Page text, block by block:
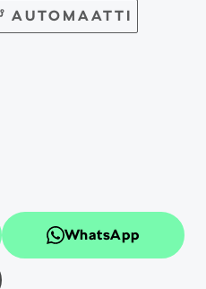
AUTOMAATTI
WhatsApp